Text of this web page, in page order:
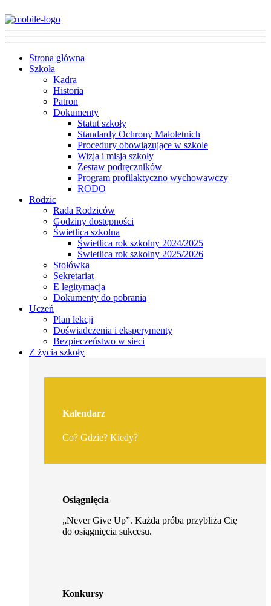
Strona główna
Szkoła
Kadra
Historia
Patron
Dokumenty
Statut szkoły
Standardy Ochrony Małoletnich
Procedury obowiązujące w szkole
Wizja i misja szkoły
Zestaw podręczników
Program profilaktyczno wychowawczy
RODO
Rodzic
Rada Rodziców
Godziny dostępności
Świetlica szkolna
Świetlica rok szkolny 2024/2025
Świetlica rok szkolny 2025/2026
Stołówka
Sekretariat
E legitymacja
Dokumenty do pobrania
Uczeń
Plan lekcji
Doświadczenia i eksperymenty
Bezpieczeństwo w sieci
Z życia szkoły
Kalendarz
Co? Gdzie? Kiedy?
Osiągnięcia
„Never Give Up”. Każda próba przybliża Cię
do osiągnięcia sukcesu.
Konkursy